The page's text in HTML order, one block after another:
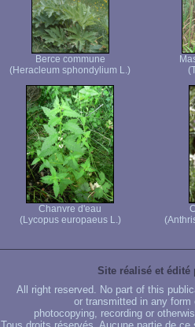
Berce commune
(Heracleum sphondylium L.)
Chanvre d'eau
(Lycopus europaeus L.)
Site réalisé et édité
All right reserved. No part of this
or transmitted in any
photocopying, recording or